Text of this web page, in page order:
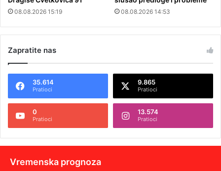
08.08.2026 15:19 08.08.2026 14:53
Zapratite nas
35.614
Pratioci
9.865
Pratioci
0
Pratioci
13.574
Pratioci
Vremenska prognoza